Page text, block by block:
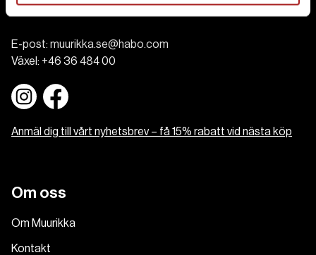
E-post: muurikka.se@habo.com
Växel: +46 36 484 00
Anmäl dig till vårt nyhetsbrev – få 15% rabatt vid nästa köp
Om oss
Om Muurikka
Kontakt